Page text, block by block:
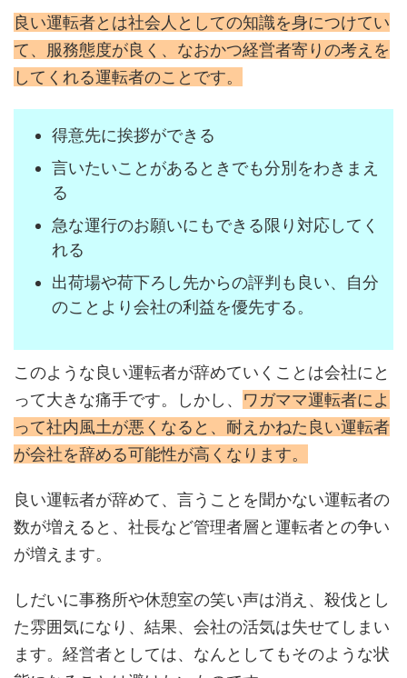
良い運転者とは社会人としての知識を身につけてい
て、服務態度が良く、なおかつ経営者寄りの考えを
してくれる運転者のことです。
得意先に挨拶ができる
言いたいことがあるときでも分別をわきまえ
る
急な運行のお願いにもできる限り対応してく
れる
出荷場や荷下ろし先からの評判も良い、自分
のことより会社の利益を優先する。
このような良い運転者が辞めていくことは会社にと
って大きな痛手です。しかし、 ワガママ運転者によ
って社内風土が悪くなると、耐えかねた良い運転者
が会社を辞める可能性が高くなります。
良い運転者が辞めて、言うことを聞かない運転者の
数が増えると、社長など管理者層と運転者との争い
が増えます。
しだいに事務所や休憩室の笑い声は消え、殺伐とし
た雰囲気になり、結果、会社の活気は失せてしまい
ます。経営者としては、なんとしてもそのような状